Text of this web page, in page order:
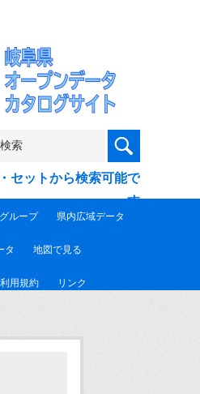
セットから検索可能で
す
グループ 県内広域データ
タ 地図で見る
用規約 リンク